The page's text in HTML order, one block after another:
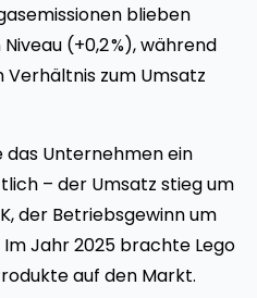
blieben
(+0,2 %), während
Verhältnis zum Umsatz
Unternehmen ein
– der Umsatz stieg um
der Betriebsgewinn um
Im Jahr 2025 brachte Lego
auf den Markt.